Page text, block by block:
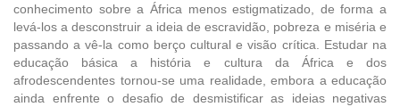
conhecimento sobre a África menos estigmatizado, de forma a
levá-los a desconstruir a ideia de escravidão, pobreza e miséria e
passando a vê-la como berço cultural e visão crítica. Estudar na
educação básica a história e cultura da África e dos
afrodescendentes tornou-se uma realidade, embora a educação
ainda enfrente o desafio de desmistificar as ideias negativas